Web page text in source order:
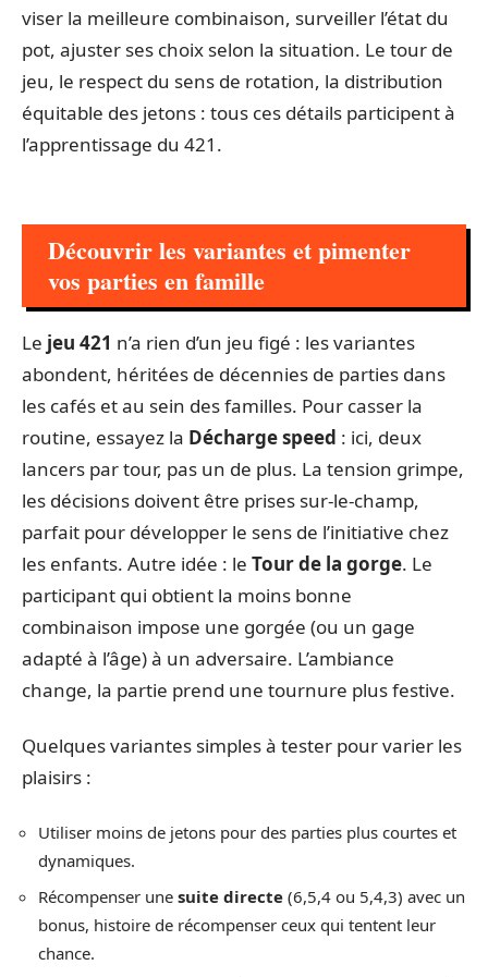
viser la meilleure combinaison, surveiller l’état du
pot, ajuster ses choix selon la situation. Le tour de
jeu, le respect du sens de rotation, la distribution
équitable des jetons : tous ces détails participent à
l’apprentissage du 421.
Découvrir les variantes et pimenter
vos parties en famille
Le jeu 421 n’a rien d’un jeu figé : les variantes
abondent, héritées de décennies de parties dans
les cafés et au sein des familles. Pour casser la
routine, essayez la Décharge speed : ici, deux
lancers par tour, pas un de plus. La tension grimpe,
les décisions doivent être prises sur-le-champ,
parfait pour développer le sens de l’initiative chez
les enfants. Autre idée : le Tour de la gorge. Le
participant qui obtient la moins bonne
combinaison impose une gorgée (ou un gage
adapté à l’âge) à un adversaire. L’ambiance
change, la partie prend une tournure plus festive.
Quelques variantes simples à tester pour varier les
plaisirs :
Utiliser moins de jetons pour des parties plus courtes et
dynamiques.
Récompenser une suite directe (6,5,4 ou 5,4,3) avec un
bonus, histoire de récompenser ceux qui tentent leur
chance.